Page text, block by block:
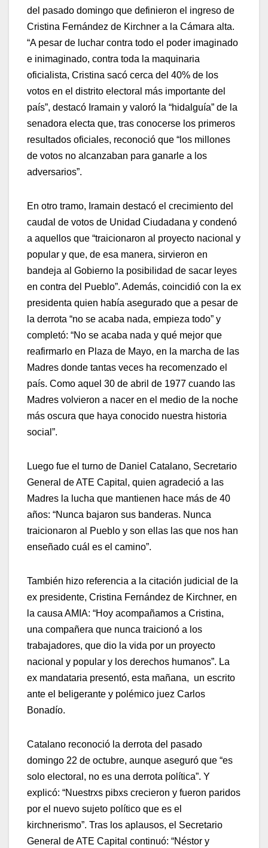
del pasado domingo que definieron el ingreso de
Cristina Fernández de Kirchner a la Cámara alta.
“A pesar de luchar contra todo el poder imaginado
e inimaginado, contra toda la maquinaria
oficialista, Cristina sacó cerca del 40% de los
votos en el distrito electoral más importante del
país”, destacó Iramain y valoró la “hidalguía” de la
senadora electa que, tras conocerse los primeros
resultados oficiales, reconoció que “los millones
de votos no alcanzaban para ganarle a los
adversarios”.
En otro tramo, Iramain destacó el crecimiento del
caudal de votos de Unidad Ciudadana y condenó
a aquellos que “traicionaron al proyecto nacional y
popular y que, de esa manera, sirvieron en
bandeja al Gobierno la posibilidad de sacar leyes
en contra del Pueblo”. Además, coincidió con la ex
presidenta quien había asegurado que a pesar de
la derrota “no se acaba nada, empieza todo” y
completó: “No se acaba nada y qué mejor que
reafirmarlo en Plaza de Mayo, en la marcha de las
Madres donde tantas veces ha recomenzado el
país. Como aquel 30 de abril de 1977 cuando las
Madres volvieron a nacer en el medio de la noche
más oscura que haya conocido nuestra historia
social”.
Luego fue el turno de Daniel Catalano, Secretario
General de ATE Capital, quien agradeció a las
Madres la lucha que mantienen hace más de 40
años: “Nunca bajaron sus banderas. Nunca
traicionaron al Pueblo y son ellas las que nos han
enseñado cuál es el camino”.
También hizo referencia a la citación judicial de la
ex presidente, Cristina Fernández de Kirchner, en
la causa AMIA: “Hoy acompañamos a Cristina,
una compañera que nunca traicionó a los
trabajadores, que dio la vida por un proyecto
nacional y popular y los derechos humanos”. La
ex mandataria presentó, esta mañana, un escrito
ante el beligerante y polémico juez Carlos
Bonadío.
Catalano reconoció la derrota del pasado
domingo 22 de octubre, aunque aseguró que “es
solo electoral, no es una derrota política”. Y
explicó: “Nuestrxs pibxs crecieron y fueron paridos
por el nuevo sujeto político que es el
kirchnerismo”. Tras los aplausos, el Secretario
General de ATE Capital continuó: “Néstor y